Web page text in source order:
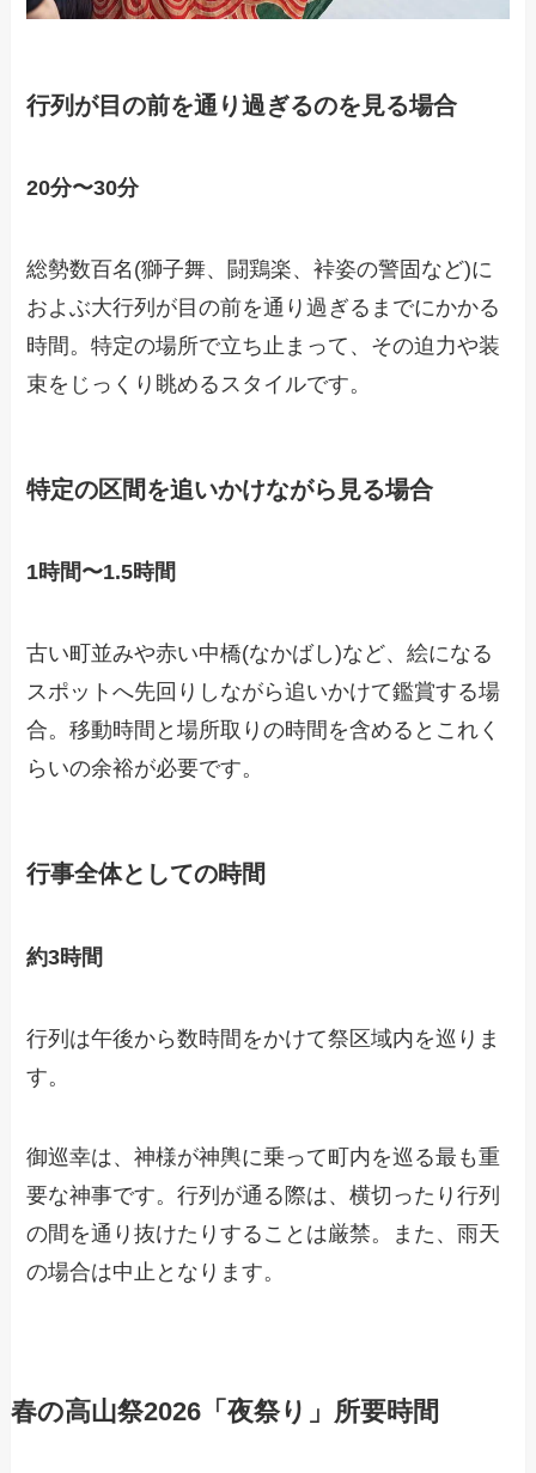
行列が目の前を通り過ぎるのを見る場合
20分〜30分
総勢数百名(獅子舞、闘鶏楽、裃姿の警固など)に
およぶ大行列が目の前を通り過ぎるまでにかかる
時間。特定の場所で立ち止まって、その迫力や装
束をじっくり眺めるスタイルです。
特定の区間を追いかけながら見る場合
1時間〜1.5時間
古い町並みや赤い中橋(なかばし)など、絵になる
スポットへ先回りしながら追いかけて鑑賞する場
合。移動時間と場所取りの時間を含めるとこれく
らいの余裕が必要です。
行事全体としての時間
約3時間
行列は午後から数時間をかけて祭区域内を巡りま
す。
御巡幸は、神様が神輿に乗って町内を巡る最も重
要な神事です。行列が通る際は、横切ったり行列
の間を通り抜けたりすることは厳禁。また、雨天
の場合は中止となります。
春の高山祭2026「夜祭り」所要時間